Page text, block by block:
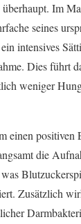
Im
seines
intensives
Dies führt
weniger
einen positiven
die
Zusätzlich